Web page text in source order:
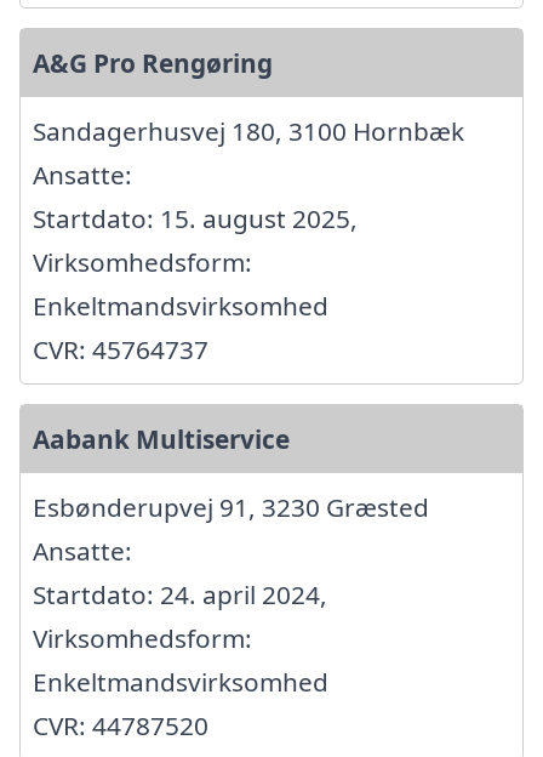
A&G Pro Rengøring
Sandagerhusvej 180, 3100 Hornbæk
Ansatte:
Startdato: 15. august 2025,
Virksomhedsform:
Enkeltmandsvirksomhed
CVR: 45764737
Aabank Multiservice
Esbønderupvej 91, 3230 Græsted
Ansatte:
Startdato: 24. april 2024,
Virksomhedsform:
Enkeltmandsvirksomhed
CVR: 44787520